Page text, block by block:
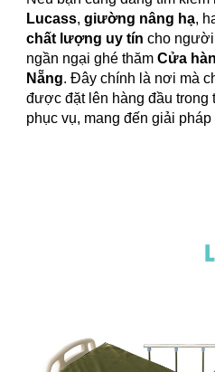
Lucass,giường nâng hạ,
chất lượng uy tín cho người
ngần ngại ghé thămCửa
Nẵng. Đây chính là nơi mà
được đặt lên hàng đầu trong
phục vụ, mang đến giải